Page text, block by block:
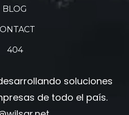
404
de todo el país.